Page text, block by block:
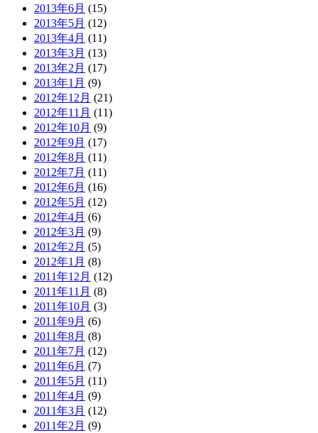
2013年6月 (15)
2013年5月 (12)
2013年4月 (11)
2013年3月 (13)
2013年2月 (17)
2013年1月 (9)
2012年12月 (21)
2012年11月 (11)
2012年10月 (9)
2012年9月 (17)
2012年8月 (11)
2012年7月 (11)
2012年6月 (16)
2012年5月 (12)
2012年4月 (6)
2012年3月 (9)
2012年2月 (5)
2012年1月 (8)
2011年12月 (12)
2011年11月 (8)
2011年10月 (3)
2011年9月 (6)
2011年8月 (8)
2011年7月 (12)
2011年6月 (7)
2011年5月 (11)
2011年4月 (9)
2011年3月 (12)
2011年2月 (9)